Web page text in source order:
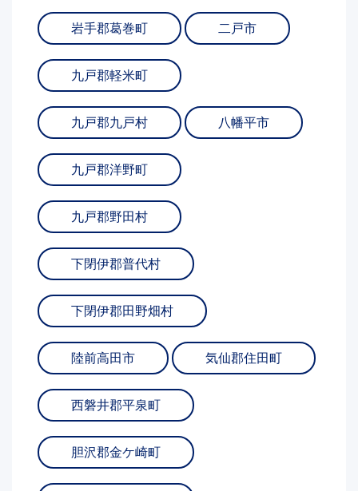
岩手郡葛巻町 二戸市
九戸郡軽米町
九戸郡九戸村 八幡平市
九戸郡洋野町
九戸郡野田村
下閉伊郡普代村
下閉伊郡田野畑村
陸前高田市 気仙郡住田町
西磐井郡平泉町
胆沢郡金ケ崎町